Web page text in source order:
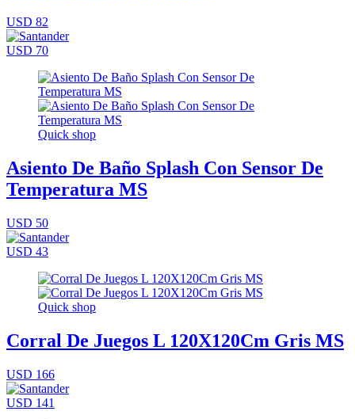
USD 82
USD 70
Quick shop
Asiento De Baño Splash Con Sensor De
Temperatura MS
USD 50
USD 43
Quick shop
Corral De Juegos L 120X120Cm Gris MS
USD 166
USD 141